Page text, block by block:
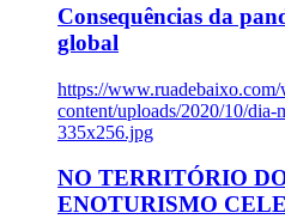
Consequências da
global
https://
content/uploads/2020/10/
335x256.jpg
NO TERRITÓRIO
ENOTURISMO